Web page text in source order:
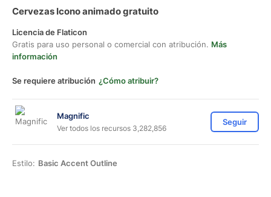
Cervezas Icono animado gratuito
Licencia de Flaticon
Gratis para uso personal o comercial con atribución. Más
información
Se requiere atribución ¿Cómo atribuir?
Magnific
Ver todos los recursos 3,282,856
Seguir
Estilo: Basic Accent Outline